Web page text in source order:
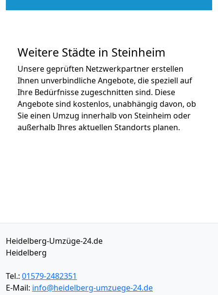
Weitere Städte in Steinheim
Unsere geprüften Netzwerkpartner erstellen
Ihnen unverbindliche Angebote, die speziell auf
Ihre Bedürfnisse zugeschnitten sind. Diese
Angebote sind kostenlos, unabhängig davon, ob
Sie einen Umzug innerhalb von Steinheim oder
außerhalb Ihres aktuellen Standorts planen.
Heidelberg-Umzüge-24.de
Heidelberg
Tel.: 01579-2482351
E-Mail: info@heidelberg-umzuege-24.de